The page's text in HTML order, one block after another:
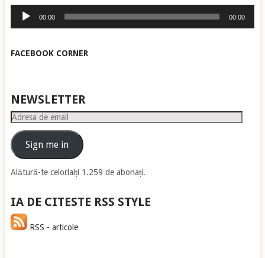
Player
audio
00:00 00:00
FACEBOOK CORNER
NEWSLETTER
Adresa
emailSign me in
Alătură-te celorlalți 1.259 de abonați.
IA DE CITESTE RSS STYLE
RSS - articole